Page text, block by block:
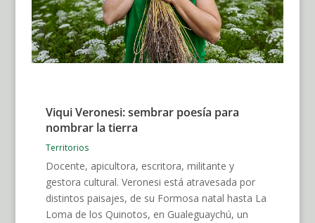
Viqui Veronesi: sembrar poesía para
nombrar la tierra
Territorios
Docente, apicultora, escritora, militante y
gestora cultural. Veronesi está atravesada por
distintos paisajes, de su Formosa natal hasta La
Loma de los Quinotos, en Gualeguaychú, un